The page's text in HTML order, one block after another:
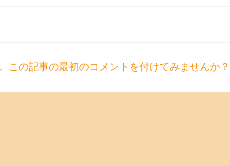
この記事の最初のコメントを付けてみませんか？